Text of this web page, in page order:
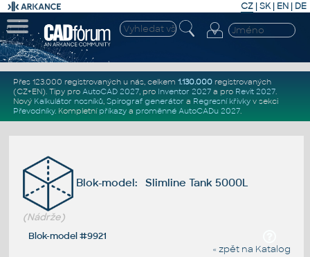
CZ | SK| EN | DE
Přes 123.000 registrovaných u nás, celkem 1.130.000registrovaných
(CZ+EN). Tipy pro AutoCAD 2027, pro Inventor 2027a pro Revit 2027.
Nový Kalkulátor nosníků, Spirograf generátor a Regresní křivkyv sekci
Převodníky. Kompletní příkazya proměnné AutoCADu 2027.
Blok-model: Slimline Tank 5000L
(Nádrže)
Blok-model #9921
« zpět na Katalog